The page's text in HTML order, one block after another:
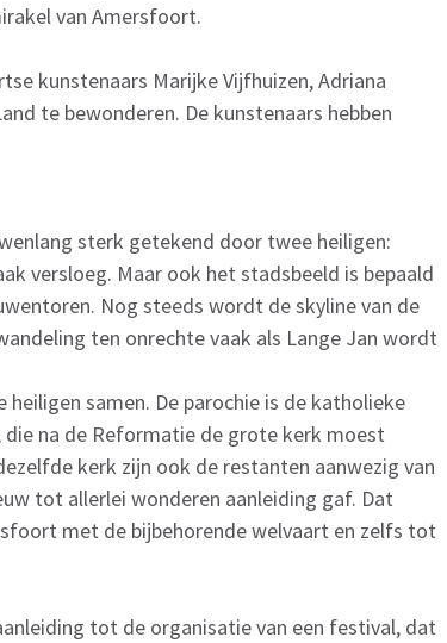
van Amersfoort.
kunstenaars Marijke Vijfhuizen, Adriana
te bewonderen. De kunstenaars hebben
sterk getekend door twee heiligen:
versloeg. Maar ook het stadsbeeld is bepaald
Nog steeds wordt de skyline van de
ten onrechte vaak als Lange Jan wordt
samen. De parochie is de katholieke
na de Reformatie de grote kerk moest
kerk zijn ook de restanten aanwezig van
tot allerlei wonderen aanleiding gaf. Dat
met de bijbehorende welvaart en zelfs tot
tot de organisatie van een festival, dat